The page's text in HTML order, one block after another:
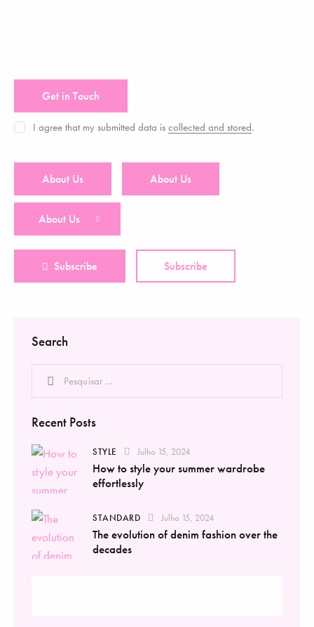
I agree that my submitted data is collected and stored.
About Us About Us
About Us
Subscribe Subscribe
Search
Recent Posts
STYLE Julho 15, 2024
How to style your summer wardrobe
effortlessly
STANDARD Julho 15, 2024
The evolution of denim fashion over the
decades